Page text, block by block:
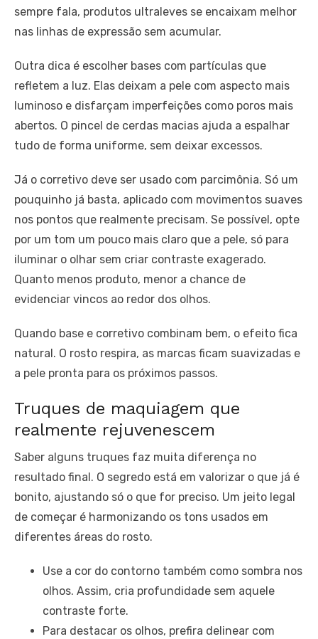
sempre fala, produtos ultraleves se encaixam melhor
nas linhas de expressão sem acumular.
Outra dica é escolher bases com partículas que
refletem a luz. Elas deixam a pele com aspecto mais
luminoso e disfarçam imperfeições como poros mais
abertos. O pincel de cerdas macias ajuda a espalhar
tudo de forma uniforme, sem deixar excessos.
Já o corretivo deve ser usado com parcimônia. Só um
pouquinho já basta, aplicado com movimentos suaves
nos pontos que realmente precisam. Se possível, opte
por um tom um pouco mais claro que a pele, só para
iluminar o olhar sem criar contraste exagerado.
Quanto menos produto, menor a chance de
evidenciar vincos ao redor dos olhos.
Quando base e corretivo combinam bem, o efeito fica
natural. O rosto respira, as marcas ficam suavizadas e
a pele pronta para os próximos passos.
Truques de maquiagem que
realmente rejuvenescem
Saber alguns truques faz muita diferença no
resultado final. O segredo está em valorizar o que já é
bonito, ajustando só o que for preciso. Um jeito legal
de começar é harmonizando os tons usados em
diferentes áreas do rosto.
Use a cor do contorno também como sombra nos
olhos. Assim, cria profundidade sem aquele
contraste forte.
Para destacar os olhos, prefira delinear com